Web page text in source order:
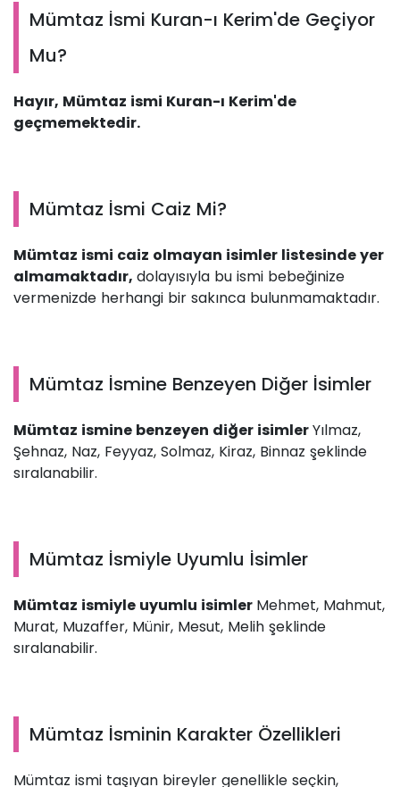
Mümtaz İsmi Kuran-ı Kerim'de Geçiyor
Mu?
Hayır, Mümtaz ismi Kuran-ı Kerim'de
geçmemektedir.
Mümtaz İsmi Caiz Mi?
Mümtaz ismi caiz olmayan isimler listesinde yer
almamaktadır, dolayısıyla bu ismi bebeğinize
vermenizde herhangi bir sakınca bulunmamaktadır.
Mümtaz İsmine Benzeyen Diğer İsimler
Mümtaz ismine benzeyen diğer isimlerYılmaz,
Şehnaz, Naz, Feyyaz, Solmaz, Kiraz, Binnaz şeklinde
sıralanabilir.
Mümtaz İsmiyle Uyumlu İsimler
Mümtaz ismiyle uyumlu isimler Mehmet, Mahmut,
Murat, Muzaffer, Münir, Mesut, Melih şeklinde
sıralanabilir.
Mümtaz İsminin Karakter Özellikleri
Mümtaz ismi taşıyan bireyler genellikle seçkin,